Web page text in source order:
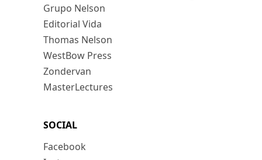
Grupo Nelson
Editorial Vida
Thomas Nelson
WestBow Press
Zondervan
MasterLectures
SOCIAL
Facebook